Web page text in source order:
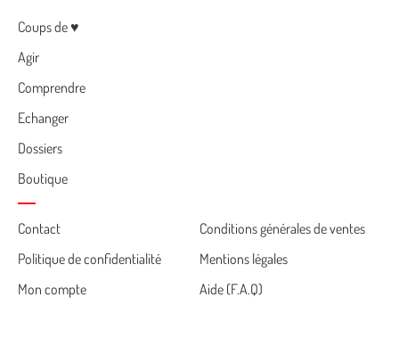
Menu
Coups de ♥
Agir
Comprendre
Echanger
Dossiers
Boutique
Cemea
footer
Contact
Conditions générales de ventes
Politique de confidentialité
Mentions légales
Mon compte
Aide (F.A.Q)